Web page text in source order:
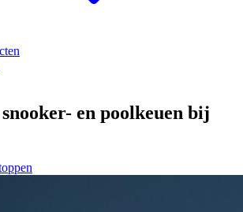
en poolkeuen bij